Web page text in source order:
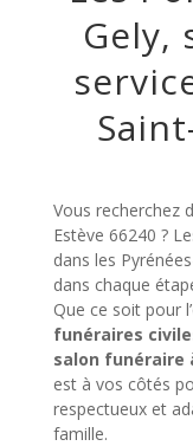
Gely,
Vous recherchez
Estève 66240 ?
dans les
dans chaque
Que ce soit pour
funéraires
salon funéraire
est à vos côtés
respectueux et
famille.